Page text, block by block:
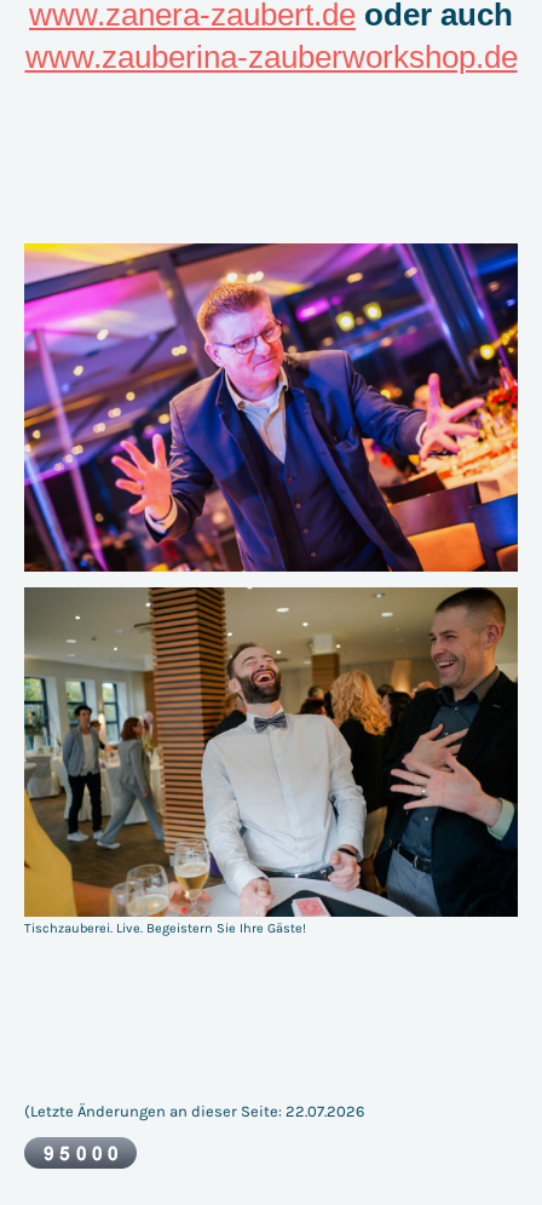
www.zanera-zaubert.de oder auch
www.zauberina-zauberworkshop.de
Tischzauberei. Live. Begeistern Sie Ihre Gäste!
(Letzte Änderungen an dieser Seite: 22.07.2026